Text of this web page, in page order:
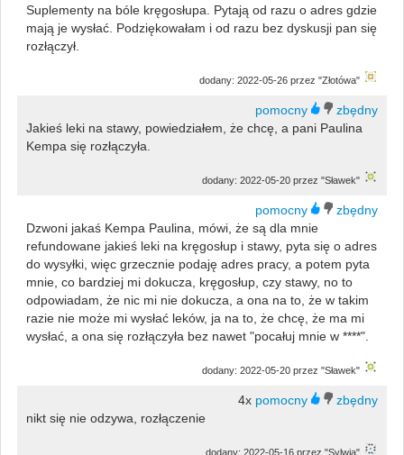
Suplementy na bóle kręgosłupa. Pytają od razu o adres gdzie
mają je wysłać. Podziękowałam i od razu bez dyskusji pan się
rozłączył.
dodany: 2022-05-26 przez "Złotówa"
Jakieś leki na stawy, powiedziałem, że chcę, a pani Paulina
Kempa się rozłączyła.
dodany: 2022-05-20 przez "Sławek"
Dzwoni jakaś Kempa Paulina, mówi, że są dla mnie
refundowane jakieś leki na kręgosłup i stawy, pyta się o adres
do wysyłki, więc grzecznie podaję adres pracy, a potem pyta
mnie, co bardziej mi dokucza, kręgosłup, czy stawy, no to
odpowiadam, że nic mi nie dokucza, a ona na to, że w takim
razie nie może mi wysłać leków, ja na to, że chcę, że ma mi
wysłać, a ona się rozłączyła bez nawet "pocałuj mnie w ****".
dodany: 2022-05-20 przez "Sławek"
4x
nikt się nie odzywa, rozłączenie
dodany: 2022-05-16 przez "Sylwia"